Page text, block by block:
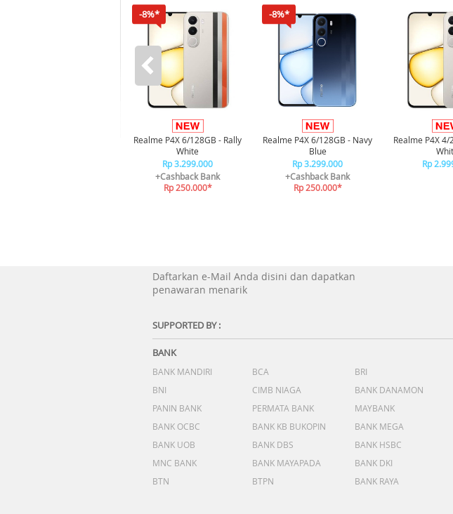
-8%*
Realme P4X 6/128GB - Rally
White
Rp 3.299.000
+Cashback Bank
Rp 250.000*
-8%*
Realme P4X 6/128GB - Navy
Blue
Rp 3.299.000
+Cashback Bank
Rp 250.000*
Realme P4X 4/
Rp
Daftarkan e-Mail Anda disini dan dapatkan
penawaran menarik
SUPPORTED BY :
BANK
BANK MANDIRI BCA
BRI
BNI
CIMB NIAGA
BANK DANAMON
PANIN BANK
PERMATA BANK
MAYBANK
BANK OCBC
BANK KB BUKOPIN
BANK MEGA
BANK UOB
BANK DBS
BANK HSBC
MNC BANK
BANK MAYAPADA
BANK DKI
BTN
BTPN BANK RAYA